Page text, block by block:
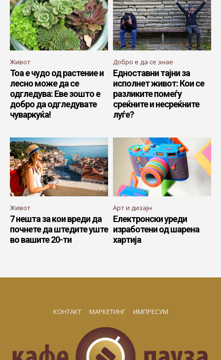
Живот
Тоа е чудо од растение и
лесно може да се
одгледува: Еве зошто е
добро да одгледувате
чуваркуќа!
Добро е да се знае
Едноставни тајни за
исполнет живот: Кои се
разликите помеѓу
среќните и несреќните
луѓе?
Живот
7 нешта за кои вреди да
почнете да штедите уште
во вашите 20-ти
Арт и дизајн
Електронски уреди
изработени од шарена
хартија
КОНТАКТ МАРКЕТИНГ ИМПРЕСУМ